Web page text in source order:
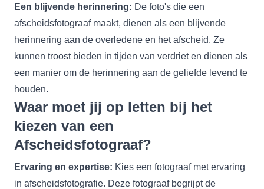
Een blijvende herinnering: De foto's die een
afscheidsfotograafmaakt, dienen als een blijvende
herinnering aan de overledene en het afscheid. Ze
kunnen troost bieden in tijden van verdriet en dienen als
een manier om de herinnering aan de geliefde levend te
houden.
Waar moet jij op letten bij het
kiezen van een
Afscheidsfotograaf?
Ervaring en expertise: Kies een fotograaf met ervaring
in afscheidsfotografie. Deze fotograaf begrijpt de